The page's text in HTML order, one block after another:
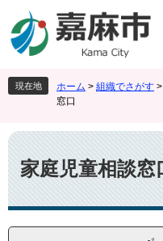
ジ
先
頭
。
ュ
を
飛
て
本
文
へ
現在地 ホーム > 組織でさがす >
窓口
本
文
家庭児童相談窓